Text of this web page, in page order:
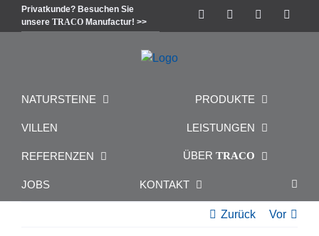
Zum
Inhalt
Privatkunde? Besuchen Sie
unsere TRACO Manufactur! >>
InstagramFacebookPinterest
NATURSTEINE PRODUKTE
VILLEN LEISTUNGEN
REFERENZEN ÜBER TRACO
JOBS KONTAKT
Zurück Vor